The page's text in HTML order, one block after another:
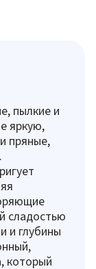
пылкие и
яркую,
пряные,
сладостью
и глубины
который